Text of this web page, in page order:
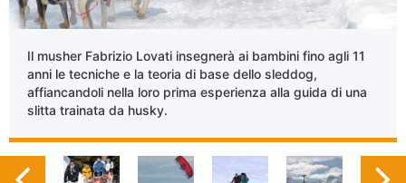
Il musher Fabrizio Lovati insegnerà ai bambini fino agli 11
anni le tecniche e la teoria di base dello sleddog,
affiancandoli nella loro prima esperienza alla guida di una
slitta trainata da husky.